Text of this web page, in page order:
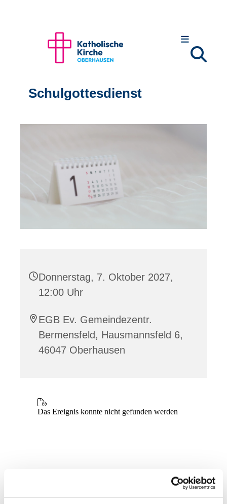
Schulgottesdienst
Donnerstag, 7. Oktober 2027,
12:00 Uhr
EGB Ev. Gemeindezentr.
Bermensfeld, Hausmannsfeld 6,
46047 Oberhausen